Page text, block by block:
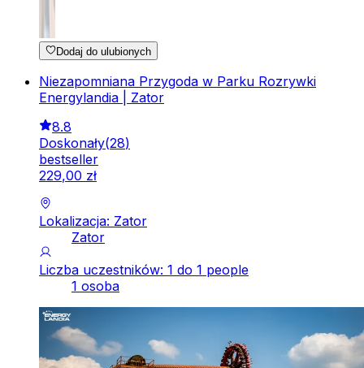
Dodaj do ulubionych
Niezapomniana Przygoda w Parku Rozrywki
Energylandia | Zator
8.8
Doskonały(28)
bestseller
229,00 zł
Lokalizacja: Zator
Zator
Liczba uczestników: 1 do 1 people
1 osoba